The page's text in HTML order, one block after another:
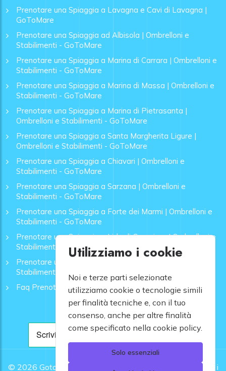
Prenotare una Spiaggia a Lavagna e Cavi di Lavagna |
GoToMare
Prenotare una Spiaggia ad Albisola | Ombrelloni e
Stabilimenti - GoToMare
Prenotare una Spiaggia a Marina di Carrara | Ombrelloni e
Stabilimenti - GoToMare
Prenotare una Spiaggia a Marina di Massa | Ombrelloni e
Stabilimenti - GoToMare
Prenotare una Spiaggia a Marina di Pietrasanta |
Ombrelloni e Stabilimenti - GoToMare
Prenotare una Spiaggia a Santa Margherita Ligure |
Ombrelloni e Stabilimenti - GoToMare
Prenotare una Spiaggia a Chiavari | Ombrelloni e
Stabilimenti - GoToMare
Prenotare una Spiaggia a Sarzana | Ombrelloni e
Stabilimenti - GoToMare
Prenotare una Spiaggia a Forte dei Marmi | Ombrelloni e
Stabilimenti - GoToMare
Prenotare una Spiaggia a Lido di Camaiore | Ombrelloni e
Stabilimenti - GoToMare
Prenotare una Spiaggia a Rapallo | Ombrelloni e
Stabilimenti - GoToMare
Faq Prenotazione Spiagge
© 2026 Gotomare srl - Partita IVA 12948810960 . Tutti i
Utilizziamo i cookie
Noi e terze parti selezionate
utilizziamo cookie o tecnologie simili
per finalità tecniche e, con il tuo
consenso, anche per altre finalità
come specificato nella cookie policy.
Solo essenziali